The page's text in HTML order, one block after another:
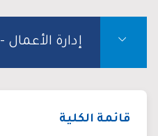
قائمة الكلية
إدارة الأعمال - Quality Files